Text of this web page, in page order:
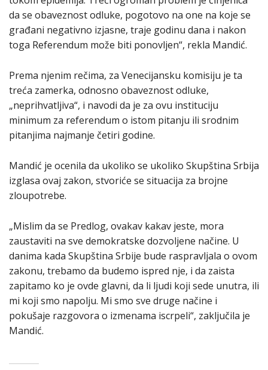
da se obaveznost odluke, pogotovo na one na koje se
građani negativno izjasne, traje godinu dana i nakon
toga Referendum može biti ponovljen“, rekla Mandić.
Prema njenim rečima, za Venecijansku komisiju je ta
treća zamerka, odnosno obaveznost odluke,
„neprihvatljiva“, i navodi da je za ovu instituciju
minimum za referendum o istom pitanju ili srodnim
pitanjima najmanje četiri godine.
Mandić je ocenila da ukoliko se ukoliko Skupština Srbija
izglasa ovaj zakon, stvoriće se situacija za brojne
zloupotrebe.
„Mislim da se Predlog, ovakav kakav jeste, mora
zaustaviti na sve demokratske dozvoljene načine. U
danima kada Skupština Srbije bude raspravljala o ovom
zakonu, trebamo da budemo ispred nje, i da zaista
zapitamo ko je ovde glavni, da li ljudi koji sede unutra, ili
mi koji smo napolju. Mi smo sve druge načine i
pokušaje razgovora o izmenama iscrpeli“, zaključila je
Mandić.